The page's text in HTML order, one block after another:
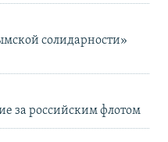
солидарности»
за российским флотом